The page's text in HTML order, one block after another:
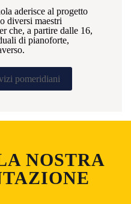
aderisce al progetto
diversi maestri
che, a partire dalle 16,
di pianoforte,
pomeridiani
NOSTRA